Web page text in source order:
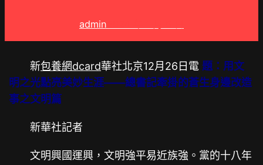
admin
新包養網dcard華社北京12月26日電 題：用文
明之光點亮美妙生涯——總書記牽掛的蒼生身邊改造
事之文明篇
新華社記者
文明興國運興，文明強平易近族強。黨的十八年